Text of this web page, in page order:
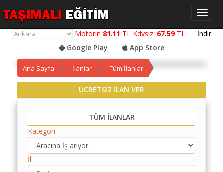
Motorin 81.11 TL Kdvsiz: 67.59TL İndir
Google Play
App Store
Yol
Maliyet
Yemek
Maliyet
Hesaplama
Ana Sayfa İlanlar Tüm İlanlar
ÜCRETSİZ İLAN VER
TÜM İLANLAR
Kategori
İl